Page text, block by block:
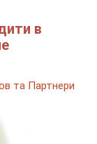
в
та Партнери